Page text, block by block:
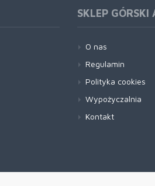
SKLEP GÓRSKI
O nas
Regulamin
Polityka cookies
Wypożyczalnia
Kontakt